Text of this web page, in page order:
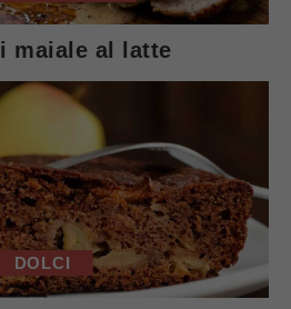
maiale al latte
DOLCI